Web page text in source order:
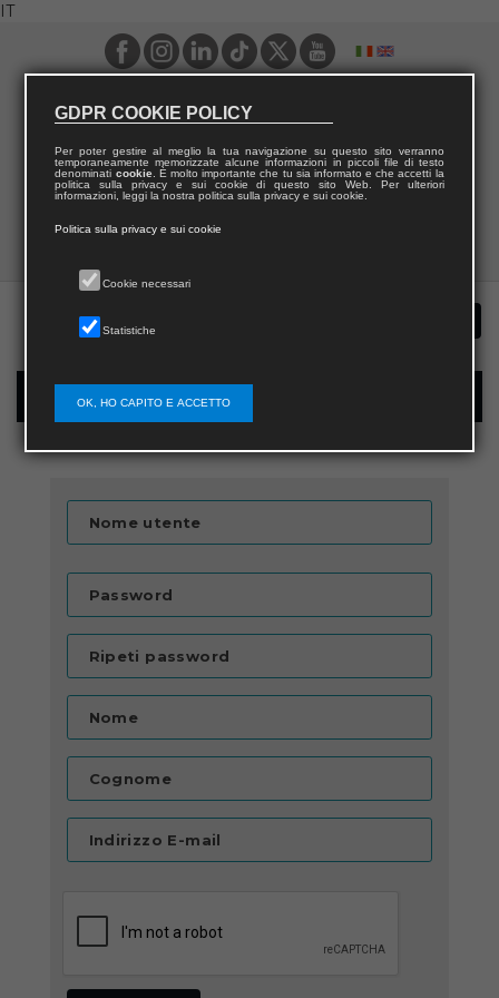
IT
Registrazione nuovo utente per acquisti sul sito
Nome utente
Password
Ripeti password
Nome
Cognome
Indirizzo E-mail
GDPR COOKIE POLICY
Per poter gestire al meglio la tua navigazione su questo sito verranno
temporaneamente memorizzate alcune informazioni in piccoli file di testo
denominati cookie. È molto importante che tu sia informato e che accetti la
politica sulla privacy e sui cookie di questo sito Web. Per ulteriori
informazioni, leggi la nostra politica sulla privacy e sui cookie.
Politica sulla privacy e sui cookie
Cookie necessari
Statistiche
OK, HO CAPITO E ACCETTO